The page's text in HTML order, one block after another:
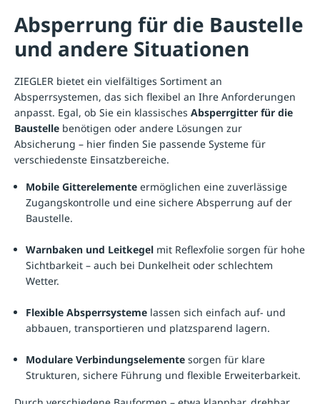
Absperrung für die Baustelle
und andere Situationen
ZIEGLER bietet ein vielfältiges Sortiment an
Absperrsystemen, das sich flexibel an Ihre Anforderungen
anpasst. Egal, ob Sie ein klassisches Absperrgitter für die
Baustelle benötigen oder andere Lösungen zur
Absicherung – hier finden Sie passende Systeme für
verschiedenste Einsatzbereiche.
Mobile Gitterelemente ermöglichen eine zuverlässige
Zugangskontrolle und eine sichere Absperrung auf der
Baustelle.
Warnbaken und Leitkegel mit Reflexfolie sorgen für hohe
Sichtbarkeit – auch bei Dunkelheit oder schlechtem
Wetter.
Flexible Absperrsysteme lassen sich einfach auf- und
abbauen, transportieren und platzsparend lagern.
Modulare Verbindungselemente sorgen für klare
Strukturen, sichere Führung und flexible Erweiterbarkeit.